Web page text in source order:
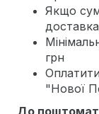
Якщо
грн
"Нової
До